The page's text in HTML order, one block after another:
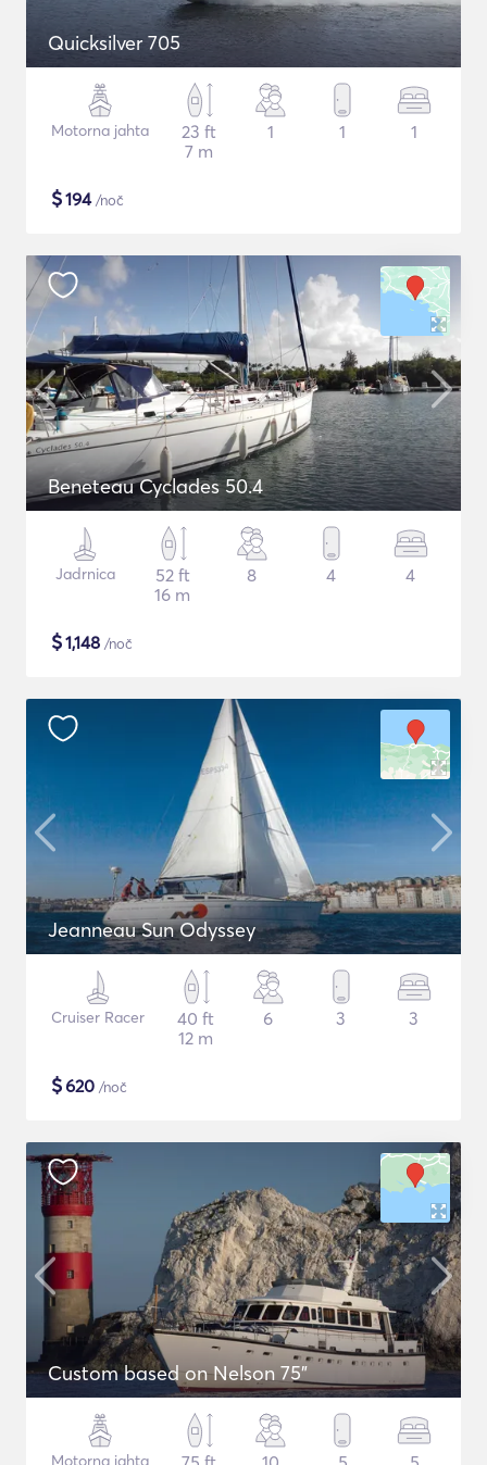
Quicksilver 705
Motorna jahta
23 ft
7 m
1 1 1
$194/noč
Beneteau Cyclades 50.4
Jadrnica
52 ft
16 m
8 4 4
$1,148 /noč
Jeanneau Sun Odyssey
Cruiser Racer
40 ft
12 m
6 3 3
$620 /noč
Custom based on Nelson 75"
Motorna jahta